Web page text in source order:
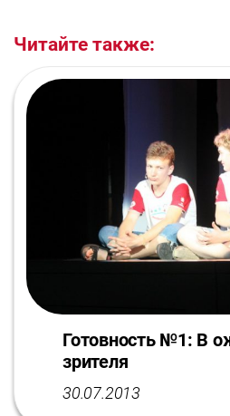
Читайте также:
Готовность №1: В
зрителя
30.07.2013